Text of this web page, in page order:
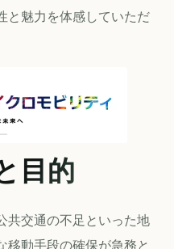
と魅力を体感していただ
目的
共交通の不足といった地
移動手段の確保が急務と